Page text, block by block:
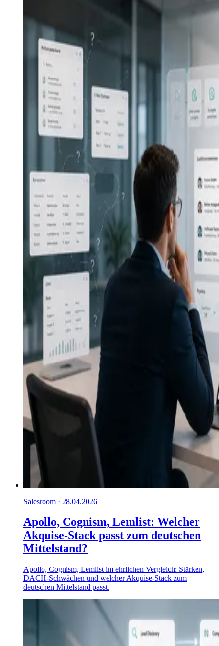
Salesroom · 28.04.2026
Apollo, Cognism, Lemlist: Welcher
Akquise-Stack passt zum deutschen
Mittelstand?
Apollo, Cognism, Lemlist im ehrlichen Vergleich: Stärken,
DACH-Schwächen und welcher Akquise-Stack zum
deutschen Mittelstand passt.